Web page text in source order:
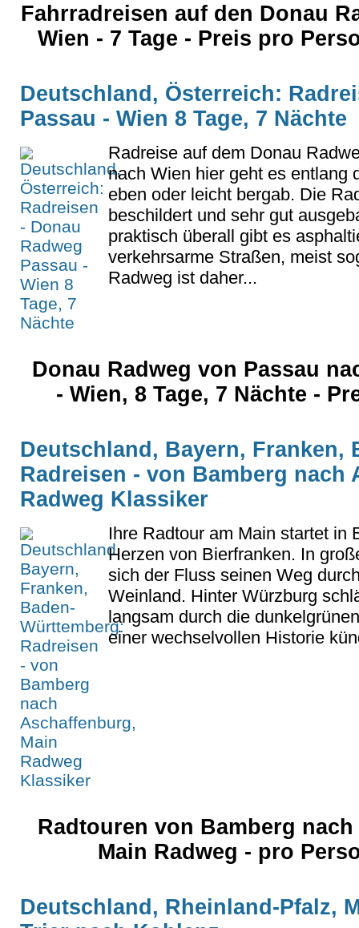
Fahrradreisen auf den Donau
Wien - 7 Tage - Preis pro
Deutschland, Österreich:
Passau - Wien 8 Tage, 7 Nächte
Radreise auf dem Donau
nach Wien hier geht es entlang
eben oder leicht bergab. Die
beschildert und sehr gut
praktisch überall gibt es
verkehrsarme Straßen, meist
Radweg ist daher...
Donau Radweg von Passau
- Wien, 8 Tage, 7 Nächte -
Deutschland, Bayern, Franken,
Radreisen - von Bamberg nach
Radweg Klassiker
Ihre Radtour am Main startet in
Herzen von Bierfranken. In
sich der Fluss seinen Weg
Weinland. Hinter Würzburg
langsam durch die
einer wechselvollen Historie
Radtouren von Bamberg
Main Radweg - pro
Deutschland, Rheinland-Pfalz,